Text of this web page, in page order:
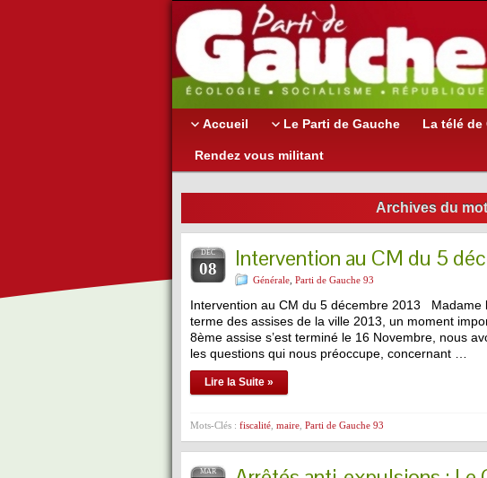
Accueil Le Parti de Gauche La télé de
Rendez vous militant
Archives du
DÉC
08 Intervention au CM du 5
Générale Parti de Gauche 93
Intervention au CM du 5 décembre 2013 Madame
terme des assises de la ville 2013, un moment
8ème assise s’est terminé le 16 Novembre, nous
les questions qui nous préoccupe, concernant …
Lire la Suite »
Mots-Clés : fiscalité maire Parti de Gauche 93
MAR